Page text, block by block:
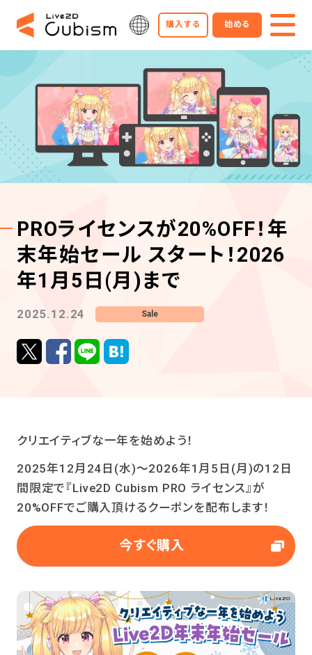
購入する 始める
PROライセンスが20%OFF！年
末年始セール スタート！2026
年1月5日(月)まで
2025.12.24 Sale
クリエイティブな一年を始めよう！
2025年12月24日(水)～2026年1月5日(月)の12日
間限定で『Live2D Cubism PRO ライセンス』が
20%OFFでご購入頂けるクーポンを配布します！
今すぐ購入